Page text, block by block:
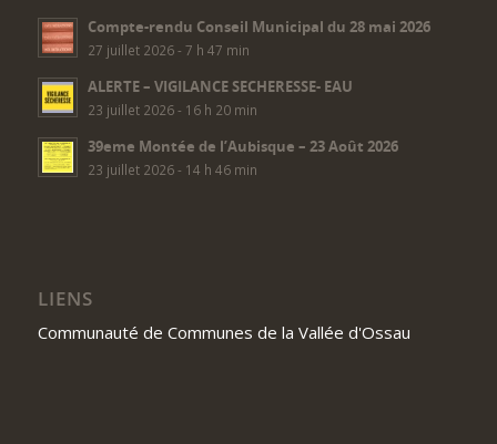
Compte-rendu Conseil Municipal du 28 mai 2026
27 juillet 2026 - 7 h 47 min
ALERTE – VIGILANCE SECHERESSE- EAU
23 juillet 2026 - 16 h 20 min
39eme Montée de l’Aubisque – 23 Août 2026
23 juillet 2026 - 14 h 46 min
LIENS
Communauté de Communes de la Vallée d'Ossau